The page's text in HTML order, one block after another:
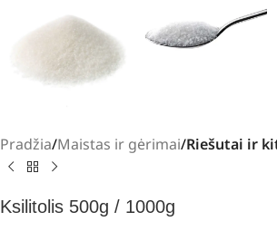
Pradžia Maistas ir gėrimai Riešutai ir
Ksilitolis 500g / 1000g